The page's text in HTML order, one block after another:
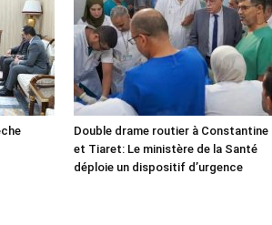
Double drame routier à Constantine
et Tiaret: Le ministère de la Santé
déploie un dispositif d’urgence